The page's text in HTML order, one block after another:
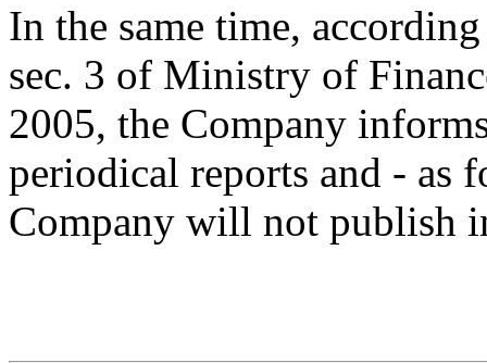
In the same time,
sec. 3 of Ministry of
2005, the Company
periodical reports and - as
Company will not publish